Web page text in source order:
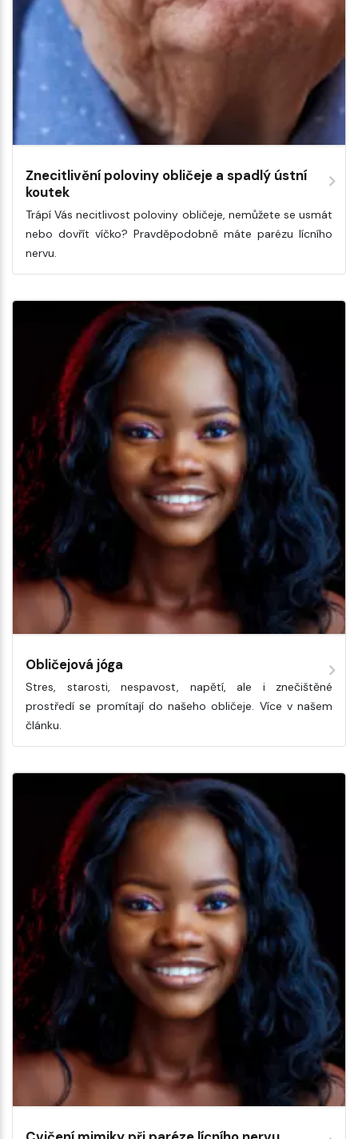
Znecitlivění poloviny obličeje a spadlý ústní
koutek
Trápí Vás necitlivost poloviny obličeje, nemůžete se usmát
nebo dovřít víčko? Pravděpodobně máte parézu lícního
nervu.
Obličejová jóga
Stres, starosti, nespavost, napětí, ale i znečištěné
prostředí se promítají do našeho obličeje. Více v našem
článku.